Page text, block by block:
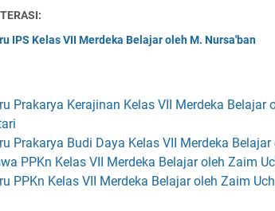
IPS Kelas VII Merdeka Belajar oleh M. Nursa'ban
Prakarya Kerajinan Kelas VII Merdeka Belajar
Prakarya Budi Daya Kelas VII Merdeka
PPKn Kelas VII Merdeka Belajar oleh Zaim
PPKn Kelas VII Merdeka Belajar oleh Zaim